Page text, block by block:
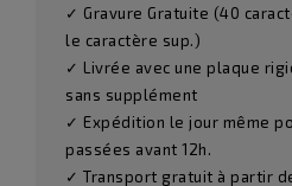
✓ Gravure Gratuite (40
le caractère sup.)
✓ Livrée avec une plaque
sans supplément
✓ Expédition le jour même
passées avant 12h.
✓ Transport gratuit à partir